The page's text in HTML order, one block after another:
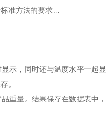
准方法的要求…
示，同时还与温度水平一起显
。
重量。结果保存在数据表中，